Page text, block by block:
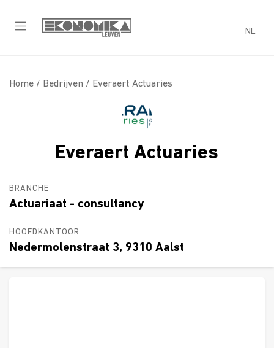
NL
Home / Bedrijven / Everaert Actuaries
Everaert Actuaries
BRANCHE
Actuariaat - consultancy
HOOFDKANTOOR
Nedermolenstraat 3, 9310 Aalst